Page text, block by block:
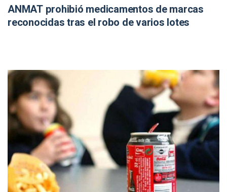
ANMAT prohibió medicamentos de marcas
reconocidas tras el robo de varios lotes